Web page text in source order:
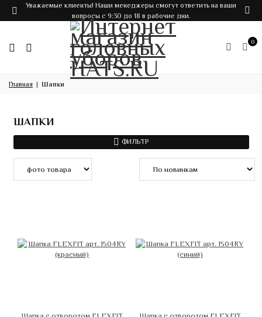
Уважаемые клиенты! Наши менеджеры смогут ответить на ваши
вопросы с 9:30 до 18 в рабочие дни.
0
Главная Шапки
ШАПКИ
ФИЛЬТР